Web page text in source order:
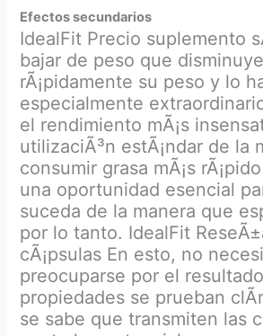
Efectos secundarios
IdealFit Precio suplemento
bajar de peso que disminuye
rÃ¡pidamente su peso y lo
especialmente
el rendimiento mÃ¡s
utilizaciÃ³n estÃ¡ndar de la
consumir grasa mÃ¡s
una oportunidad esencial
suceda de la manera que
por lo tanto. IdealFit
cÃ¡psulas En esto, no
preocuparse por el
propiedades se prueban
se sabe que transmiten las